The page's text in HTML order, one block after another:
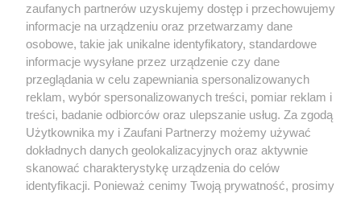
Poranna awaria. Szóstki i trójki przekierowane
POGODA
21℃
Zobacz prognozę na 3 dni
zaufanych partnerów uzyskujemy dostęp i przechowujemy
informacje na urządzeniu oraz przetwarzamy dane
osobowe, takie jak unikalne identyfikatory, standardowe
informacje wysyłane przez urządzenie czy dane
przeglądania w celu zapewniania spersonalizowanych
reklam, wybór spersonalizowanych treści, pomiar reklam i
treści, badanie odbiorców oraz ulepszanie usług. Za zgodą
Użytkownika my i Zaufani Partnerzy możemy używać
dokładnych danych geolokalizacyjnych oraz aktywnie
skanować charakterystykę urządzenia do celów
identyfikacji. Ponieważ cenimy Twoją prywatność, prosimy